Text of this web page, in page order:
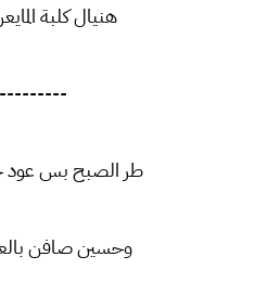
هنيال كلبة
طر الصبح بس
وحسين صافن